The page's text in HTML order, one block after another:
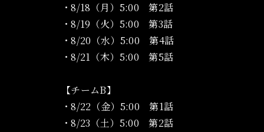
・8/18（月）5:00 第2話
・8/19（火）5:00 第3話
・8/20（水）5:00 第4話
・8/21（木）5:00 第5話
【チームB】
・8/22（金）5:00 第1話
・8/23（土）5:00 第2話